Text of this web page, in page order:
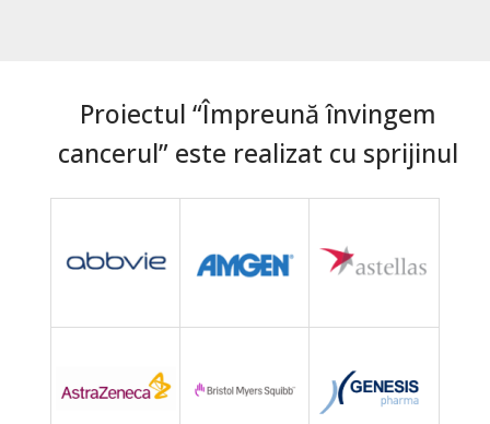
Proiectul “Împreună învingem
cancerul” este realizat cu sprijinul